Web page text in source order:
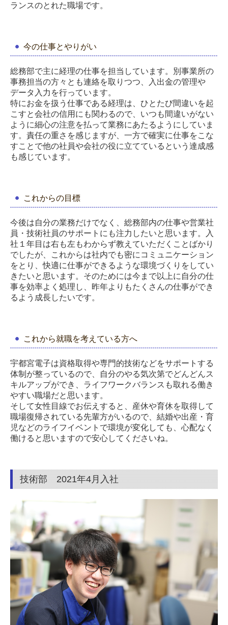
ランスのとれた職場です。
今の仕事とやりがい
総務部で主に経理の仕事を担当しています。別事業所の
事務担当の方々とも連絡を取りつつ、入出金の管理や
データ入力を行っています。
特にお金を扱う仕事である経理は、ひとたび間違いを起
こすと会社の信用にも関わるので、いつも間違いがない
ように細心の注意を払って業務にあたるようにしていま
す。責任の重さを感じますが、一方で確実に仕事をこな
すことで他の社員や会社の役に立てているという達成感
も感じています。
これからの目標
今後は自分の業務だけでなく、総務部内の仕事や営業社
員・技術社員のサポートにも注力したいと思います。入
社１年目は右も左もわからず教えていただくことばかり
でしたが、これからは社内でも密にコミュニケーション
をとり、快適に仕事ができるような環境づくりをしてい
きたいと思います。そのためには今まで以上に自分の仕
事を効率よく処理し、昨年よりもたくさんの仕事ができ
るよう成長したいです。
これから就職を考えている方へ
宇都宮電子は資格取得や専門的技術などをサポートする
体制が整っているので、自分のやる気次第でどんどんス
キルアップができ、ライフワークバランスも取れる働き
やすい職場だと思います。
そして女性目線でお伝えすると、産休や育休を取得して
職場復帰されている先輩方がいるので、 結婚や出産・育
児などのライフイベントで環境が変化しても、心配なく
働けると思いますので安心してくださいね。
技術部 2021年4月入社